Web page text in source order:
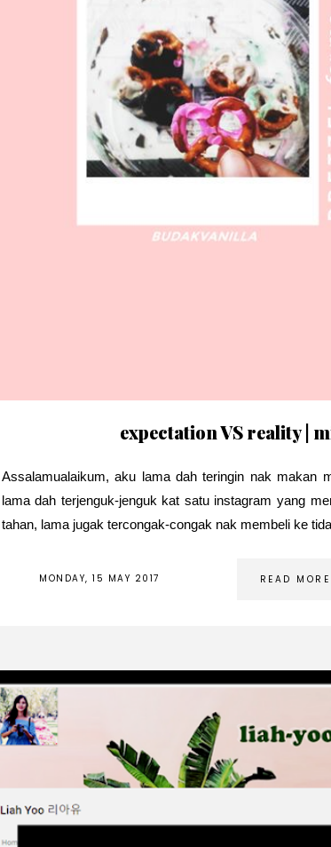
expectation VS reality |
Assalamualaikum, aku lama dah teringin nak makan
lama dah terjenguk-jenguk kat satu instagram yang
tahan, lama jugak tercongak-congak nak membeli ke
MONDAY, 15 MAY 2017 READ MORE